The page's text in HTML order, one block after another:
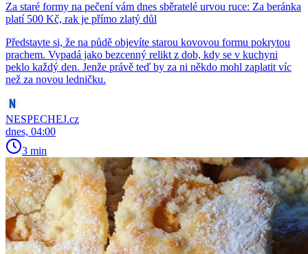
Za staré formy na pečení vám dnes sběratelé urvou ruce: Za beránka
platí 500 Kč, rak je přímo zlatý důl
Představte si, že na půdě objevíte starou kovovou formu pokrytou
prachem. Vypadá jako bezcenný relikt z dob, kdy se v kuchyni
peklo každý den. Jenže právě teď by za ni někdo mohl zaplatit víc
než za novou ledničku.
NESPECHEJ.cz
dnes, 04:00
3 min